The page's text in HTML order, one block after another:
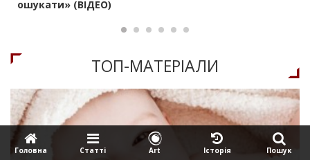
ошукати» (ВІДЕО)
ТОП-МАТЕРIАЛИ
Головна Статтi Art Iсторiя Пошук